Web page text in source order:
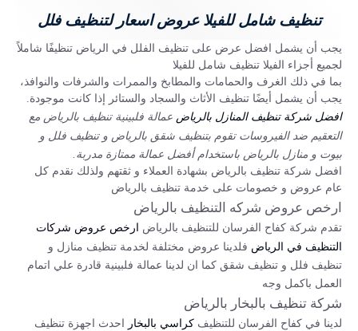
تنظيف شامل للفيلا عروض اسعار لتنظيف فلل
يجب أن يشمل افضل عرض على تنظيف الفلل في الرياض تنظيفًا شاملاً
لجميع أجزاء الفيلا تنظيف شامل للفيلا
بما في ذلك الغرف والحمامات والمطابخ والممرات والشرفات والنوافذ،
يجب أن يشمل أيضًا تنظيف الأثاث والسجاد والستائر إذا كانت موجودة.
افضل شركة تنظيف المنازل بالرياض عمالة فلبينيةتنظيف بالرياض مع
التعقيم ضد الفيروسات تقوم بتنظيف شقق بالرياض و تنظيف فلل و
بيوت و منازل بالرياض باستخدام أفضل عمالة ممتازة مدربة.
افضل شركة تنظيف بالرياض بشهادة العملاء و ثقتهم ولذلك نقدم كل
عام عروض و خصومات على خدمة تنظيف بالرياض
ارخص عروض شركه التنظيف بالرياض
تقدم شركة كفاح الفرسان للتنظيف بالرياض
ارخص عروض شركات
التنظيف في الرياض فلدينا عروض مختلفة لخدمة تنظيف منازل و
تنظيف فلل و تنظيف شقق كما ان لدينا عمالة فلبينية قادرة علي اتمام
العمل باكمل وجه
شركة تنظيف بالبخار بالرياض
لدينا في كفاح الفرسان للتنظيف كراسي بالبخار
احدث اجهزة تنظيف